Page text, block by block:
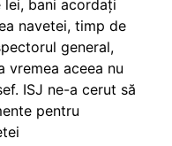
bani acordați
navetei, timp de
general,
vremea aceea nu
ISJ ne-a cerut să
pentru